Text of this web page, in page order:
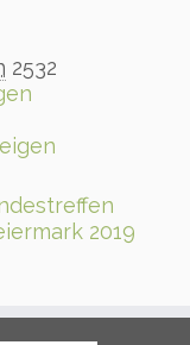
2532
2019